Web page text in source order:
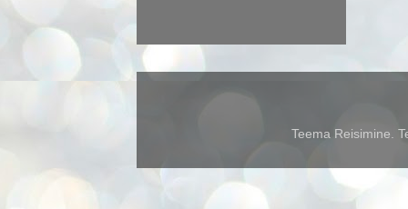
Teema Reisimine.